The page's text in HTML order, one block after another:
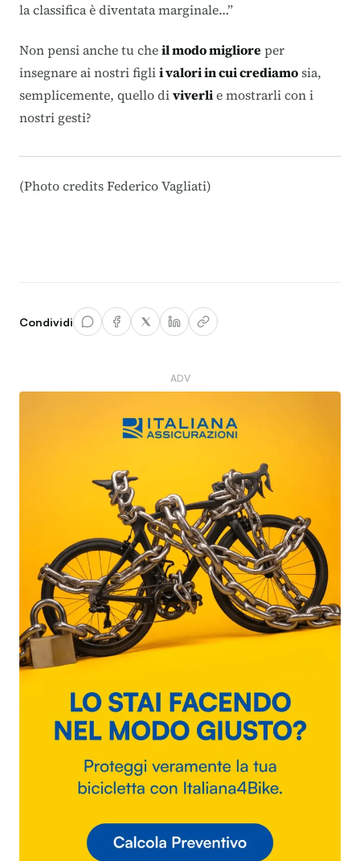
la classifica è diventata marginale…”
Non pensi anche tu cheil modo miglioreper
insegnare ai nostri figlii valori in cui crediamosia,
semplicemente, quello diviverlie mostrarli con i
nostri gesti?
(Photo creditsFederico Vagliati)
Condividi
ADV